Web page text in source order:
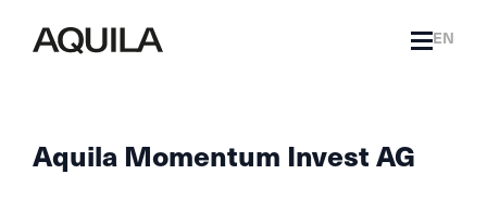
EN
Aquila Momentum Invest AG